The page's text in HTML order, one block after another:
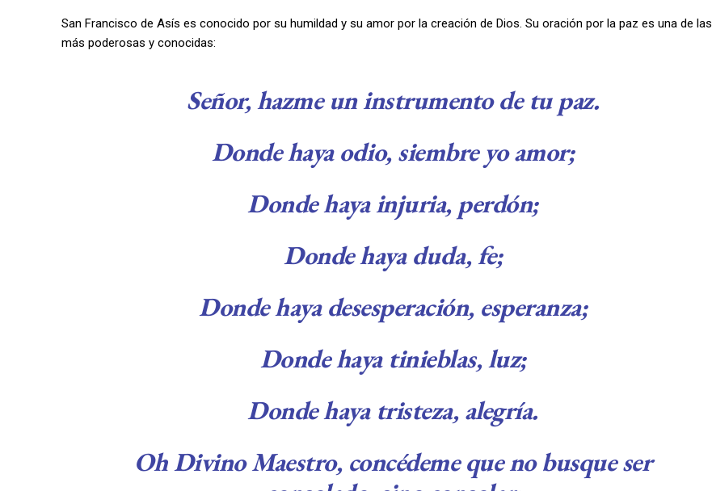
San Francisco de Asís es conocido por su humildad y su amor por la creación de Dios. Su oración por la paz es una de las
más poderosas y conocidas:
Señor, hazme un instrumento de tu paz.
Donde haya odio, siembre yo amor;
Donde haya injuria, perdón;
Donde haya duda, fe;
Donde haya desesperación, esperanza;
Donde haya tinieblas, luz;
Donde haya tristeza, alegría.
Oh Divino Maestro, concédeme que no busque ser